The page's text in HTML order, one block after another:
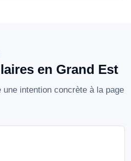
en Grand Est
intention concrète à la page